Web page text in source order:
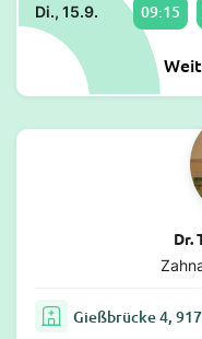
Di., 15.9. 09:15
Dr.
Gießbrücke 4,